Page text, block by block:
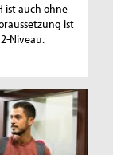
ist auch ohne
ist
Niveau.